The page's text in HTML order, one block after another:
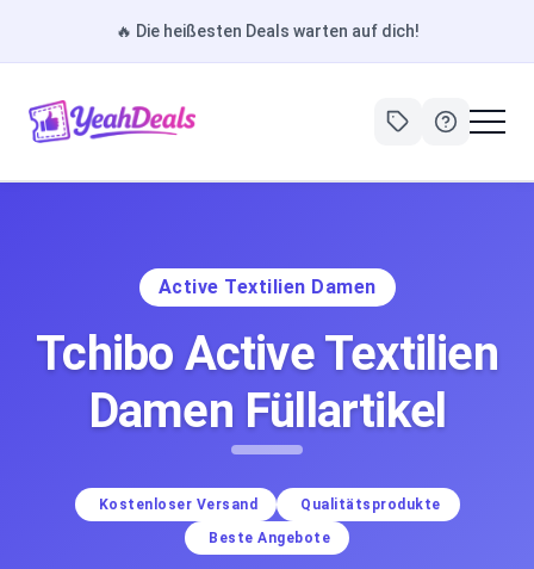
🔥 Die heißesten Deals warten auf dich!
Active Textilien Damen
Tchibo Active Textilien
Damen Füllartikel
Kostenloser Versand
Qualitätsprodukte
Beste Angebote